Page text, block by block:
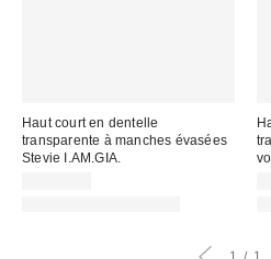
Haut court en dentelle
transparente à manches évasées
Stevie I.AM.GIA.